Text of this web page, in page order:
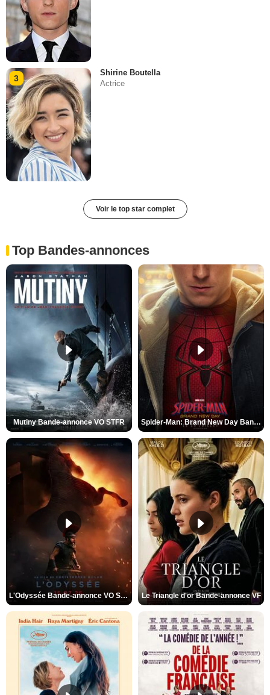
3
Shirine Boutella
Actrice
Voir le top star complet
Top Bandes-annonces
Mutiny Bande-annonce VO STFR Spider-Man: Brand New Day Bande-annonce VO STFR
L'Odyssée Bande-annonce VO STFR Le Triangle d'or Bande-annonce VF